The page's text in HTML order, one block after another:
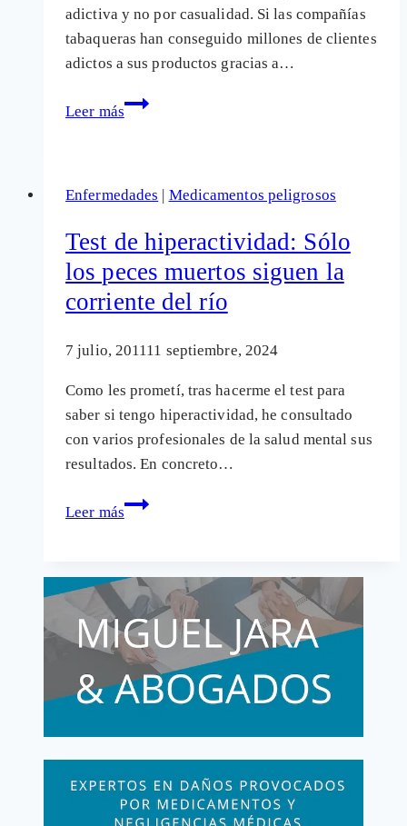
adictiva y no por casualidad. Si las compañías
tabaqueras han conseguido millones de clientes
adictos a sus productos gracias a…
Leer más
Porqué
procesada
«basura»
puede
ser
Enfermedades | Medicamentos peligrosos
Test de hiperactividad: Sólo
los peces muertos siguen la
corriente del río
7 julio, 201111 septiembre, 2024
Como les prometí, tras hacerme el test para
saber si tengo hiperactividad, he consultado
con varios profesionales de la salud mental sus
resultados. En concreto…
Leer más
Test
Sólo
los
peces
muertos
siguen
la